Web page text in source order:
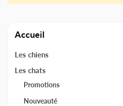
Accueil
Les chiens
Les chats
Promotions
Nouveauté